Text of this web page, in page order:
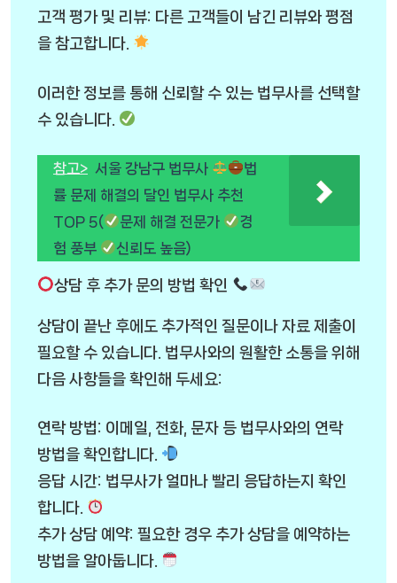
고객 평가 및 리뷰: 다른 고객들이 남긴 리뷰와 평점
을 참고합니다.
이러한 정보를 통해 신뢰할 수 있는 법무사를 선택할
수 있습니다.
참고> 서울 강남구 법무사
법
률 문제 해결의 달인 법무사 추천
TOP 5(
문제 해결 전문가
경
험 풍부
신뢰도 높음)
상담 후 추가 문의 방법 확인
상담이 끝난 후에도 추가적인 질문이나 자료 제출이
필요할 수 있습니다. 법무사와의 원활한 소통을 위해
다음 사항들을 확인해 두세요:
연락 방법: 이메일, 전화, 문자 등 법무사와의 연락
방법을 확인합니다.
응답 시간: 법무사가 얼마나 빨리 응답하는지 확인
합니다.
추가 상담 예약: 필요한 경우 추가 상담을 예약하는
방법을 알아둡니다.